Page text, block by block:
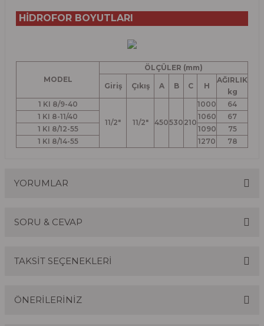
HİDROFOR BOYUTLARI
MODEL
ÖLÇÜLER (mm)
Giriş Çıkış A B C H
AĞIRLIK
kg
1 KI 8/9-40
11/2" 11/2" 450530 210
1000
64
1 KI 8-11/40
1060
67
1 KI 8/12-55
1090
75
1 KI 8/14-55
1270 78
YORUMLAR
SORU & CEVAP
TAKSİT SEÇENEKLERİ
ÖNERİLERİNİZ